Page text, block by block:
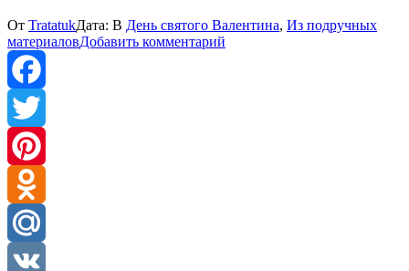
От TratatukДата: В День святого Валентина, Из подручных
материаловДобавить комментарий
Facebook
Twitter
Pinterest
Odnoklassniki
Mail.Ru